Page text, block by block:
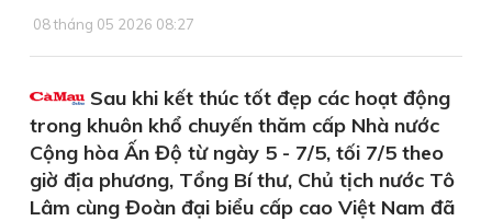
08 tháng 05 2026 08:27
Sau khi kết thúc tốt đẹp các hoạt động
trong khuôn khổ chuyến thăm cấp Nhà nước
Cộng hòa Ấn Độ từ ngày 5 - 7/5, tối 7/5 theo
giờ địa phương, Tổng Bí thư, Chủ tịch nước Tô
Lâm cùng Đoàn đại biểu cấp cao Việt Nam đã